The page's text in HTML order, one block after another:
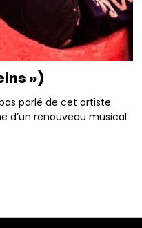
»)
parlé de cet artiste
d’un renouveau musical